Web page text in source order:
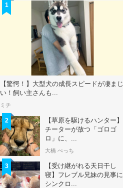
1
【驚愕！】大型犬の成長スピードが凄まじ
い！飼い主さんも...
ミチ
2
【草原を駆けるハンター】
チーターが放つ「ゴロゴ
ロ」に、...
大橋 ぺっち
3
【受け継がれる天日干し
寝】フレブル兄妹の見事に
シンクロ...